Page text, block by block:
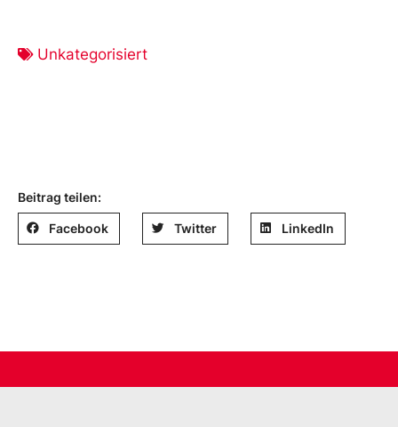
Unkategorisiert
Beitrag teilen:
Facebook Twitter LinkedIn